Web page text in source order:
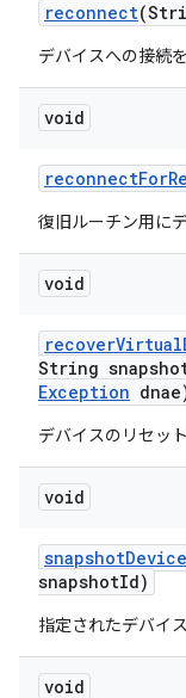
reconnect
デバイスへの接続
void
reconnectFor
復旧ルーチン用に
void
recoverVirtual
String
Exception
デバイスのリセッ
void
snapshotDevice
snapshotId)
指定されたデバイ
void